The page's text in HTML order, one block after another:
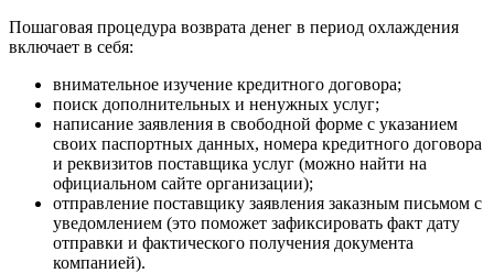
Пошаговая процедура возврата денег в период охлаждения
включает в себя:
внимательное изучение кредитного договора;
поиск дополнительных и ненужных услуг;
написание заявления в свободной форме с указанием
своих паспортных данных, номера кредитного договора
и реквизитов поставщика услуг (можно найти на
официальном сайте организации);
отправление поставщику заявления заказным письмом с
уведомлением (это поможет зафиксировать факт дату
отправки и фактического получения документа
компанией).